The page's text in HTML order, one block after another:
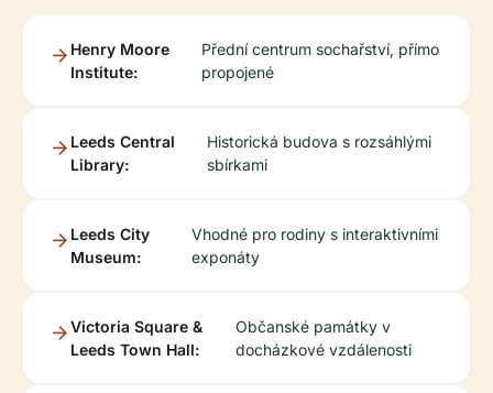
Henry Moore
Institute:
Přední centrum sochařství, přímo
propojené
Leeds Central
Library:
Historická budova s rozsáhlými
sbírkami
Leeds City
Museum:
Vhodné pro rodiny s interaktivními
exponáty
Victoria Square &
Leeds Town Hall:
Občanské památky v
docházkové vzdálenosti